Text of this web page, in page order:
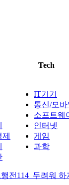
Tech
IT기기
통신/모
소프트웨
인터넷
게임
과학
전114_두려워